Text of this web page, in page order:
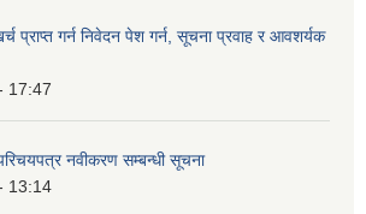
प्राप्त गर्न निवेदन पेश गर्न, सूचना प्रवाह र आवशर्यक
17:47
परिचयपत्र नवीकरण सम्बन्धी सूचना
13:14